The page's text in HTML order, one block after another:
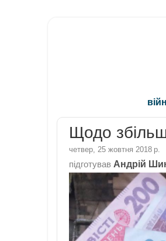
Щодо
четвер, 25 жовтня 2018 р.
підготував Андрій